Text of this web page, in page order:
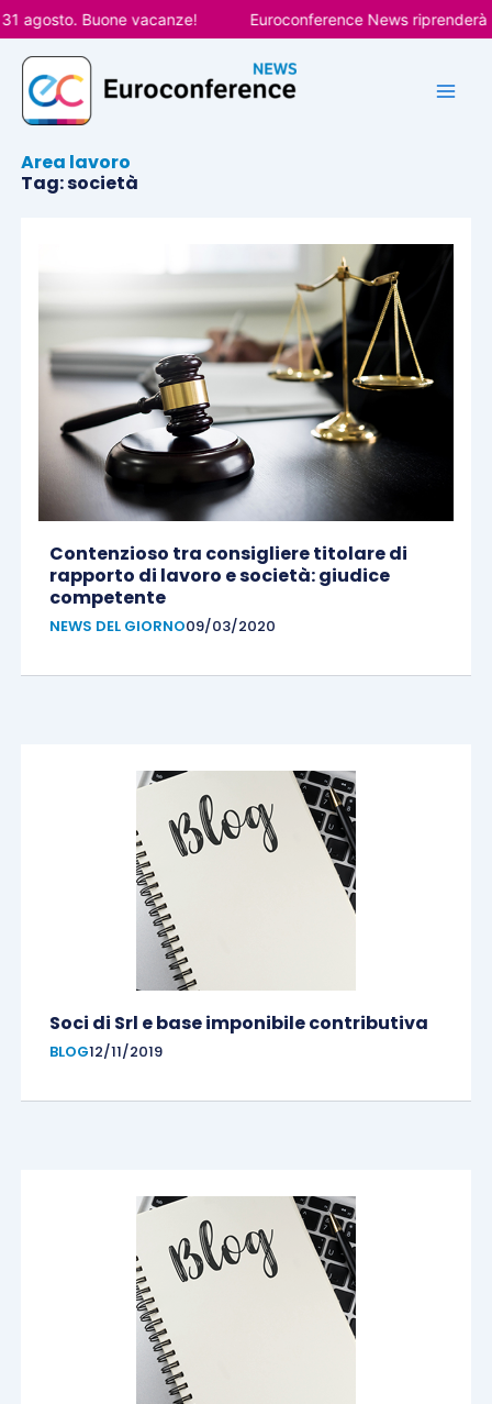
Vai
al
contenuto
agosto. Buone vacanze! Euroconference News riprenderà
Area lavoro
Tag: società
Contenzioso tra consigliere titolare di
rapporto di lavoro e società: giudice
competente
NEWS DEL GIORNO09/03/2020
Soci di Srl e base imponibile contributiva
BLOG12/11/2019